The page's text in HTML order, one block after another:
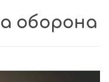
оборона